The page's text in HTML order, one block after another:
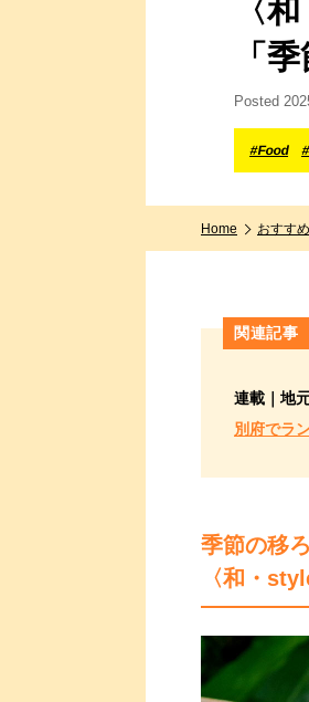
〈
「
Posted
#Food
Home おすす
関連記事
連載｜地
別府でラ
季節の移
〈和・